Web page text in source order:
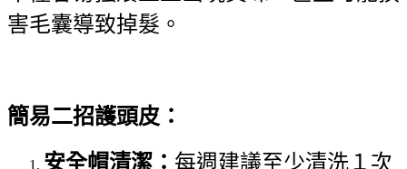
害毛囊導致掉髮。
簡易二招護頭皮：
安全帽清潔： 每週建議至少清洗１次